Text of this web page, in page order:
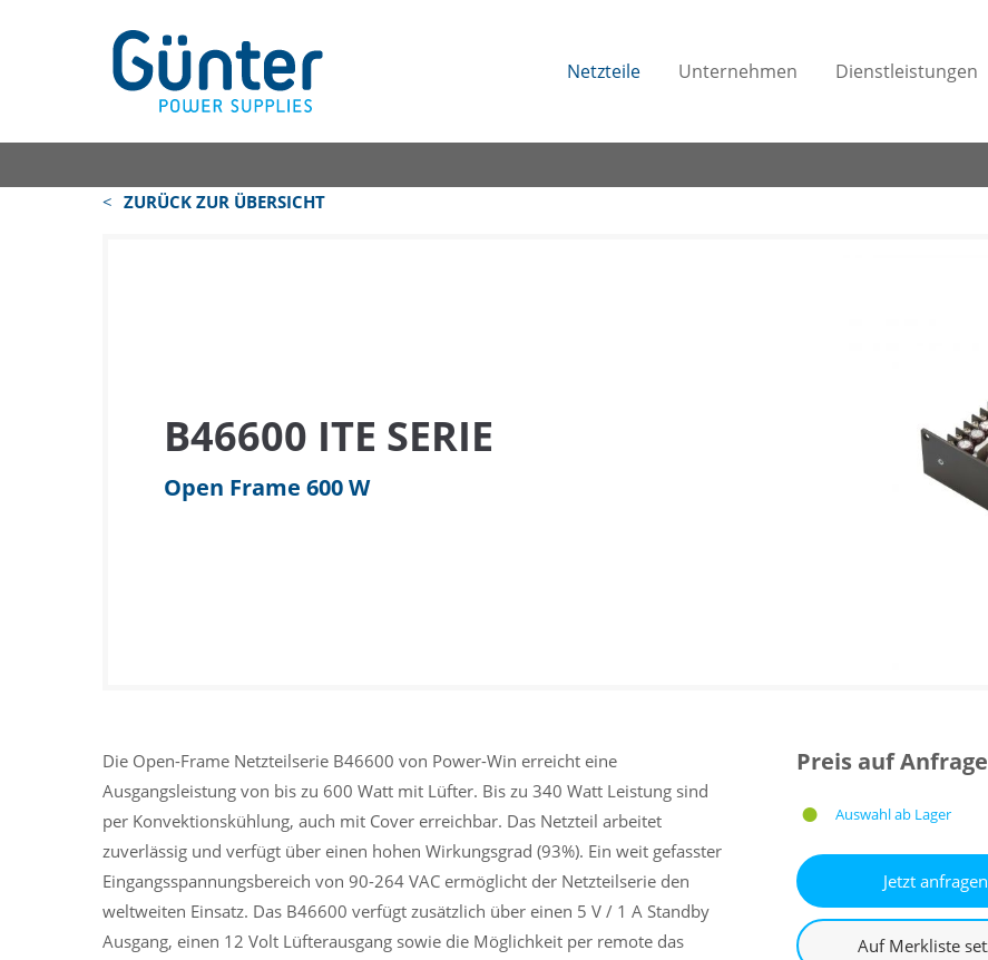
Netzteile Unternehmen Dienstleistungen
ZURÜCK ZUR ÜBERSICHT
B46600 ITE SERIE
Open Frame 600 W
Die Open-Frame Netzteilserie B46600 von Power-Win erreicht eine
Ausgangsleistung von bis zu 600 Watt mit Lüfter. Bis zu 340 Watt Leistung sind
per Konvektionskühlung, auch mit Cover erreichbar. Das Netzteil arbeitet
zuverlässig und verfügt über einen hohen Wirkungsgrad (93%). Ein weit gefasster
Eingangsspannungsbereich von 90-264 VAC ermöglicht der Netzteilserie den
weltweiten Einsatz. Das B46600 verfügt zusätzlich über einen 5 V / 1 A Standby
Ausgang, einen 12 Volt Lüfterausgang sowie die Möglichkeit per remote das
Preis auf Anfrage
Auswahl ab Lager